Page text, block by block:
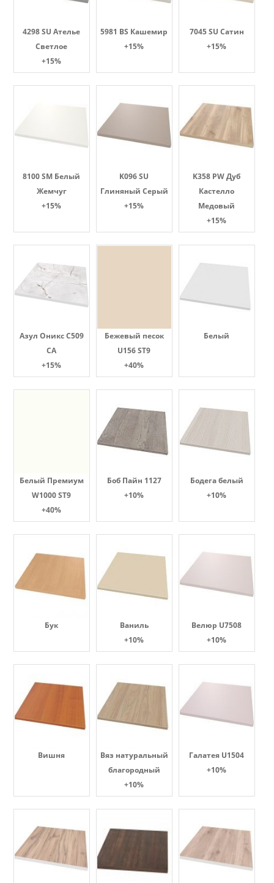
4298 SU Ателье
Светлое
+15%
5981 BS Кашемир
+15%
7045 SU Сатин
+15%
8100 SM Белый
Жемчуг
+15%
K096 SU
Глиняный Серый
+15%
K358 PW Дуб
Кастелло
Медовый
+15%
Азул Оникс С509
СА
+15%
Бежевый песок
U156 ST9
+40%
Белый
Белый Премиум
W1000 ST9
+40%
Боб Пайн 1127
+10%
Бодега белый
+10%
Бук
Ваниль
+10%
Велюр U7508
+10%
Вишня
Вяз натуральный
благородный
+10%
Галатея U1504
+10%